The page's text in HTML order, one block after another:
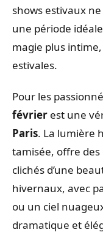
shows estivaux ne
une période
magie plus
estivales.
Pour les
février est une
Paris. La lumière
tamisée, offre
clichés d’une
hivernaux, avec
ou un ciel
dramatique et